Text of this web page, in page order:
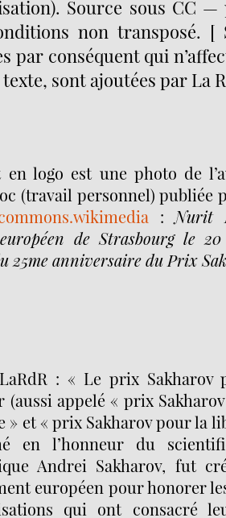
Source sous CC —
non transposé. [
par conséquent qui
sont ajoutées par La
logo est une photo de
(travail personnel) publiée
: Nurit
de Strasbourg le
25me anniversaire du Prix
: « Le prix
(aussi appelé « prix
» et « prix Sakharov pour la
en l’honneur du
Andrei Sakharov, fut
européen pour honorer
qui ont consacré